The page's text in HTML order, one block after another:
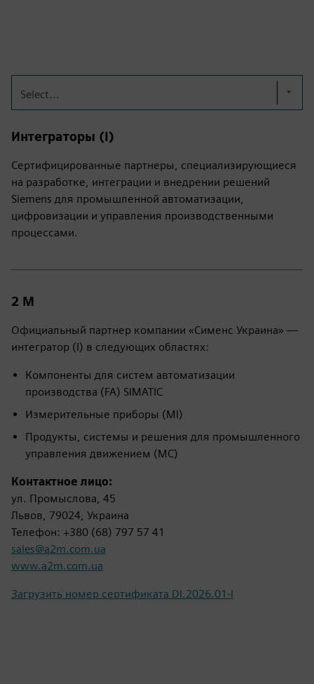
Select...
Интеграторы (I)
Сертифицированные партнеры, специализирующиеся
на разработке, интеграции и внедрении решений
Siemens для промышленной автоматизации,
цифровизации и управления производственными
процессами.
2 М
Официальный партнер компании «Сименс Украина» —
интегратор (I) в следующих областях:
Компоненты для систем автоматизации
производства (FA) SIMATIC
Измерительные приборы (MI)
Продукты, системы и решения для промышленного
управления движением (MC)
Контактное лицо:
ул. Промыслова, 45
Львов, 79024, Украина
Телефон: +380 (68) 797 57 41
sales@a2m.com.ua
www.a2m.com.ua
Загрузить номер сертификата DI.2026.01-I